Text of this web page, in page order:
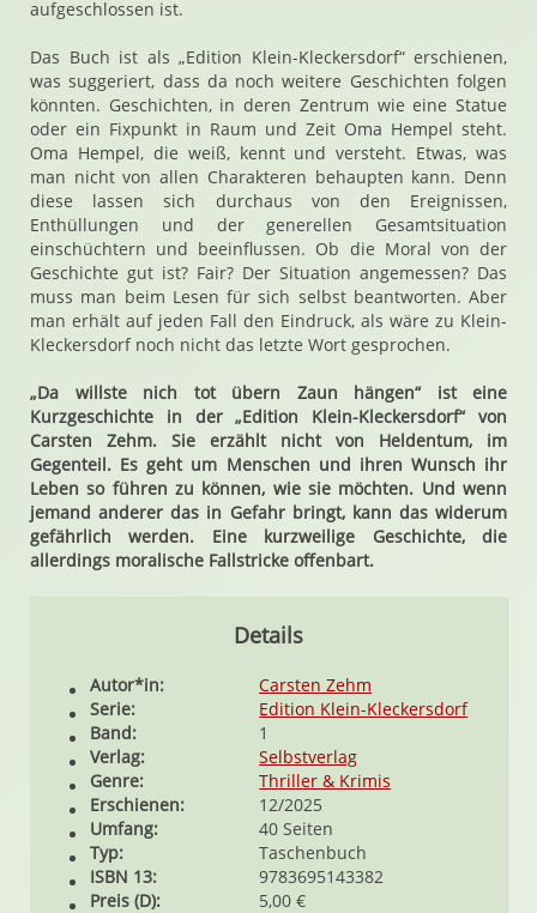
aufgeschlossen ist.
Das Buch ist als „Edition Klein-Kleckersdorf“ erschienen,
was suggeriert, dass da noch weitere Geschichten folgen
könnten. Geschichten, in deren Zentrum wie eine Statue
oder ein Fixpunkt in Raum und Zeit Oma Hempel steht.
Oma Hempel, die weiß, kennt und versteht. Etwas, was
man nicht von allen Charakteren behaupten kann. Denn
diese lassen sich durchaus von den Ereignissen,
Enthüllungen und der generellen Gesamtsituation
einschüchtern und beeinflussen. Ob die Moral von der
Geschichte gut ist? Fair? Der Situation angemessen? Das
muss man beim Lesen für sich selbst beantworten. Aber
man erhält auf jeden Fall den Eindruck, als wäre zu Klein-
Kleckersdorf noch nicht das letzte Wort gesprochen.
„Da willste nich tot übern Zaun hängen“ ist eine
Kurzgeschichte in der „Edition Klein-Kleckersdorf“ von
Carsten Zehm. Sie erzählt nicht von Heldentum, im
Gegenteil. Es geht um Menschen und ihren Wunsch ihr
Leben so führen zu können, wie sie möchten. Und wenn
jemand anderer das in Gefahr bringt, kann das widerum
gefährlich werden. Eine kurzweilige Geschichte, die
allerdings moralische Fallstricke offenbart.
Details
Autor*in:
Carsten Zehm
Serie:
Edition Klein-Kleckersdorf
Band:
1
Verlag:
Selbstverlag
Genre:
Thriller & Krimis
Erschienen:
12/2025
Umfang:
40 Seiten
Typ:
Taschenbuch
ISBN 13:
9783695143382
Preis (D):
5,00 €